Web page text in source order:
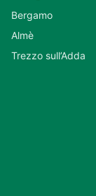
Bergamo
Almè
Trezzo sull’Adda